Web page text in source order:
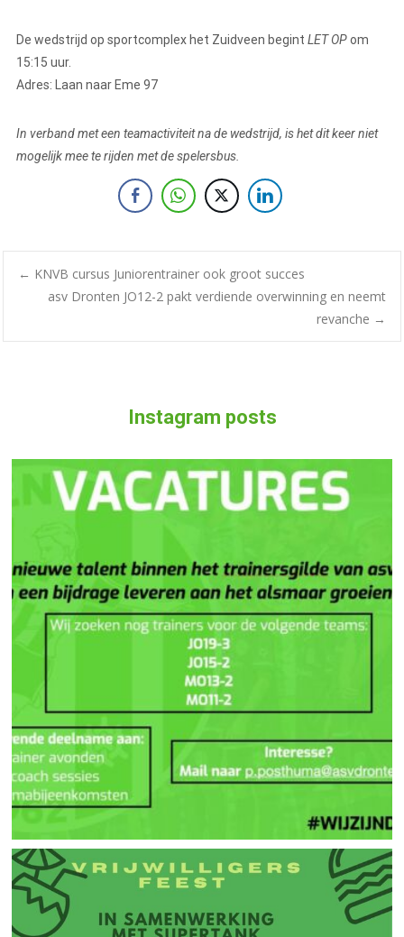
De wedstrijd op sportcomplex het Zuidveen begint LET OPom
15:15 uur.
Adres: Laan naar Eme 97
In verband met een teamactiviteit na de wedstrijd, is het dit keer niet
mogelijk mee te rijden met de spelersbus.
← KNVB cursus Juniorentrainer ook groot succes
asv Dronten JO12-2 pakt verdiende overwinning en neemt
revanche →
Instagram posts